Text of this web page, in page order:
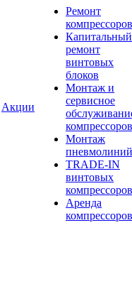
Акции
Ремонт
компрессоров
Капитальный
ремонт
винтовых
блоков
Монтаж и
сервисное
компрессоров
Монтаж
пневмолиний
TRADE-IN
винтовых
компрессоров
Аренда
компрессоров